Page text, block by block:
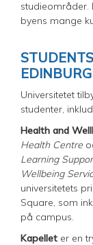
studieområder.
byens mange
Universitetet
studenter,
Health and
Health Centre
Learning
Wellbeing
universitetets
Square, som
på campus.
Kapellet er en